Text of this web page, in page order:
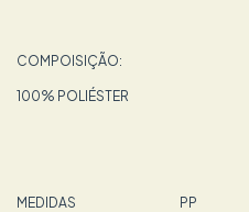
COMPOISIÇÃO:
100% POLIÉSTER
MEDIDAS PP